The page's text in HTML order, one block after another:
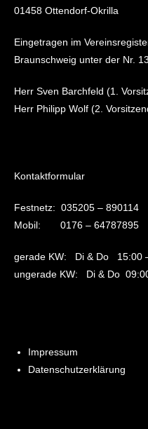
01458 Ottendorf-Okrilla
Eingetragen im
Braunschweig unter der Nr.
Herr Sven Barchfeld (1.
Herr Philipp Wolf (2.
Kontaktformular
Festnetz: 035205 – 890114
Mobil: 0176 – 64787895
gerade KW: Di & Do 15:00
ungerade KW: Di & Do 09
Impressum
Datenschutzerklärung